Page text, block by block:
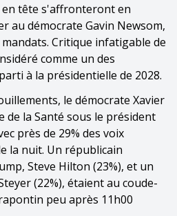
tête s'affronteront en
au démocrate Gavin Newsom,
Critique infatigable de
comme un des
à la présidentielle de 2028.
le démocrate Xavier
de la Santé sous le président
près de 29% des voix
la nuit. Un républicain
Steve Hilton (23%), et un
(22%), étaient au coude-
peu après 11h00